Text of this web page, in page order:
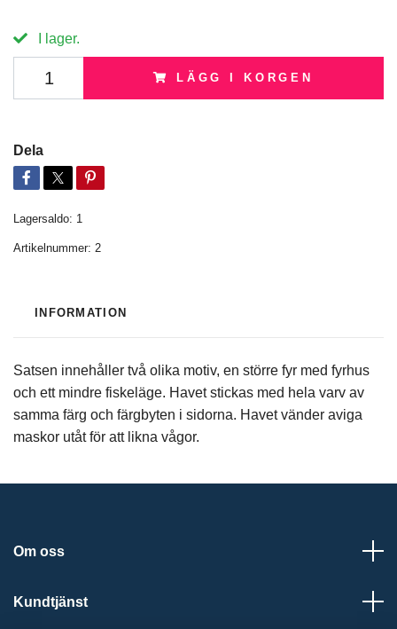
I lager.
LÄGG I KORGEN
Dela
Lagersaldo: 1
Artikelnummer: 2
INFORMATION
Satsen innehåller två olika motiv, en större fyr med fyrhus
och ett mindre fiskeläge. Havet stickas med hela varv av
samma färg och färgbyten i sidorna. Havet vänder aviga
maskor utåt för att likna vågor.
Om oss
Kundtjänst